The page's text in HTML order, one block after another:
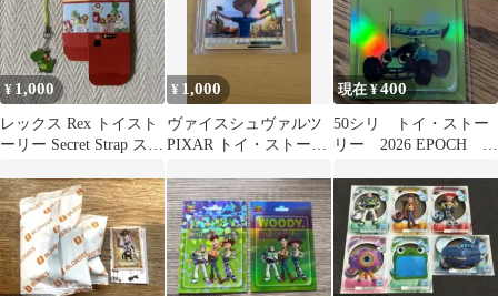
¥1,000
レックス Rex トイスト
ーリー Secret Strap スト
¥ 1,000
ヴァイスシュヴァルツ
PIXAR トイ・ストーリ
現在 ¥400
50シリ トイ・ストー
リー 2026 EPOCH